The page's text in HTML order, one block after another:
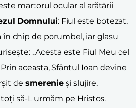
martorul ocular al arătării
Domnului: Fiul este botezat,
în chip de porumbel, iar glasul
„Acesta este Fiul Meu cel
Prin aceasta, Sfântul Ioan devine
de smerenie și slujire,
să-L urmăm pe Hristos.